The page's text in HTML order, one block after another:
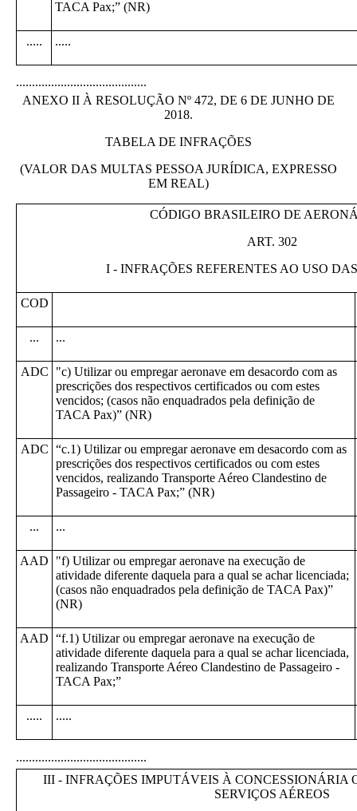
TACA Pax;” (NR)
..... .....
.........................................
ANEXO II À RESOLUÇÃO Nº 472, DE 6 DE JUNHO DE
2018.
TABELA DE INFRAÇÕES
(VALOR DAS MULTAS PESSOA JURÍDICA, EXPRESSO
EM REAL)
CÓDIGO BRASILEIRO DE
ART. 302
I - INFRAÇÕES REFERENTES AO USO
COD
... ...
ADC
"c) Utilizar ou empregar aeronave em desacordo com as
prescrições dos respectivos certificados ou com estes
vencidos; (casos não enquadrados pela definição de
TACA Pax)” (NR)
ADC “c.1) Utilizar ou empregar aeronave em desacordo com as
prescrições dos respectivos certificados ou com estes
vencidos, realizando Transporte Aéreo Clandestino de
Passageiro - TACA Pax;” (NR)
... ...
AAD
"f) Utilizar ou empregar aeronave na execução de
atividade diferente daquela para a qual se achar licenciada;
(casos não enquadrados pela definição de TACA Pax)”
(NR)
AAD “f.1) Utilizar ou empregar aeronave na execução de
atividade diferente daquela para a qual se achar licenciada,
realizando Transporte Aéreo Clandestino de Passageiro -
TACA Pax;”
..... .....
.........................................
III - INFRAÇÕES IMPUTÁVEIS À CONCESSIONÁRIA
SERVIÇOS AÉREOS